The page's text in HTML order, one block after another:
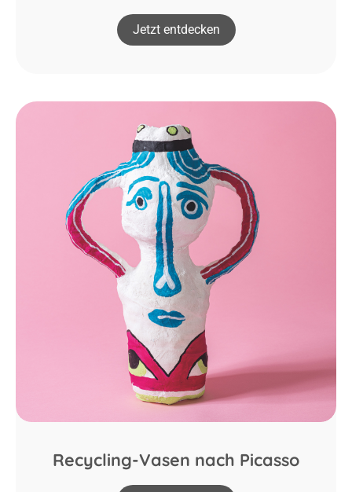
Jetzt entdecken
Recycling-Vasen nach Picasso